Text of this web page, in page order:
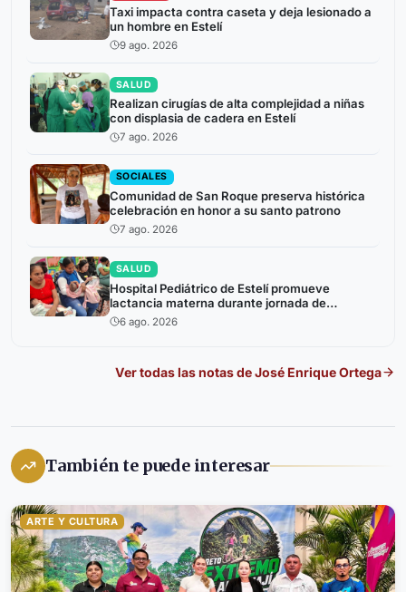
Taxi impacta contra caseta y deja lesionado a
un hombre en Estelí
9 ago. 2026
SALUD
Realizan cirugías de alta complejidad a niñas
con displasia de cadera en Estelí
7 ago. 2026
SOCIALES
Comunidad de San Roque preserva histórica
celebración en honor a su santo patrono
7 ago. 2026
SALUD
Hospital Pediátrico de Estelí promueve
lactancia materna durante jornada de
atención a niños prematuros
6 ago. 2026
Ver todas las notas deJosé Enrique Ortega
También te puede interesar
ARTE Y CULTURA